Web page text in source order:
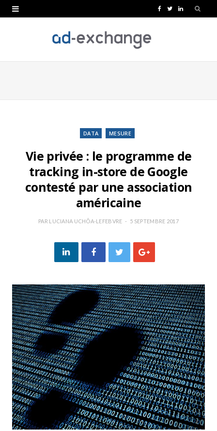
e
T
t
L
k
DATA MESURE
Vie privée : le programme de
tracking in-store de Google
contesté par une association
américaine
PAR LUCIANA UCHÔA-LEFEBVRE 5 SEPTEMBRE 2017